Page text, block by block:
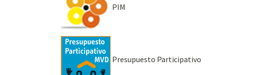
PIM
Presupuesto Participativo